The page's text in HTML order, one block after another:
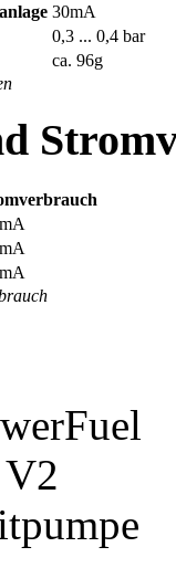
30mA
0,3 ... 0,4 bar
ca. 96g